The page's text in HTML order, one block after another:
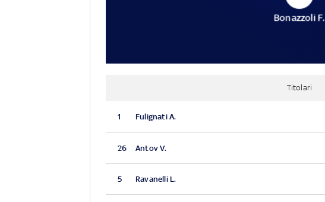
Bonazzoli F.
Titolari
1 Fulignati A.
26 Antov V.
5 Ravanelli L.